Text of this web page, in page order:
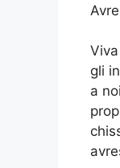
gli
a